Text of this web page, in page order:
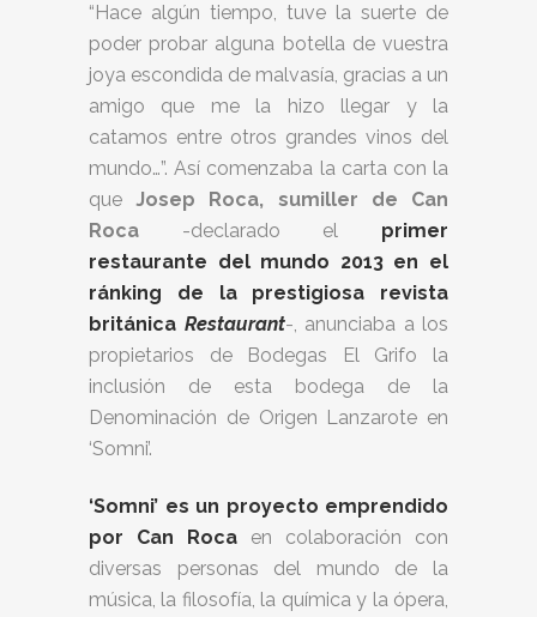
“Hace algún tiempo, tuve la suerte de
poder probar alguna botella de vuestra
joya escondida de malvasía, gracias a un
amigo que me la hizo llegar y la
catamos entre otros grandes vinos del
mundo…”. Así comenzaba la carta con la
queJosep Roca, sumiller de Can
Roca -declarado el primer
restaurante del mundo 2013 en el
ránking de la prestigiosa revista
británica Restaurant-, anunciaba a los
propietarios de Bodegas El Grifo la
inclusión de esta bodega de la
Denominación de Origen Lanzarote en
‘Somni’.
‘Somni’ es un proyecto emprendido
por Can Roca en colaboración con
diversas personas del mundo de la
música, la filosofía, la química y la ópera,